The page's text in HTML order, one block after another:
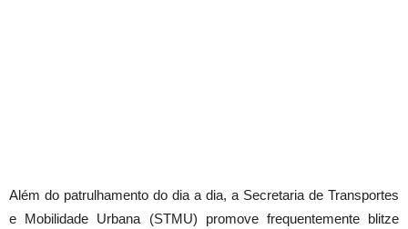
Além do patrulhamento do dia a dia, a Secretaria de Transportes
e Mobilidade Urbana (STMU) promove frequentemente blitze